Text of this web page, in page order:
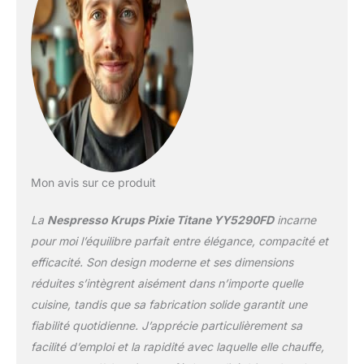
s'éteint
automatiquement après
2 min d'inutilisation
REPARABILITE 15 ANS
AU JUSTE PRIX :
engagement de
réparabilité 15 ans au
juste prix grâce à notre
l’environnement et à la
réduction des déchets
RECYCLAGE: toutes les
sont recyclables. Toutes
les capsules en
aluminium collectées par
Nespresso sont
Mon avis sur ce produit
La Nespresso Krups Pixie Titane YY5290FDincarne
pour moi l’équilibre parfait entre élégance, compacité et
efficacité. Son design moderne et ses dimensions
réduites s’intègrent aisément dans n’importe quelle
cuisine, tandis que sa fabrication solide garantit une
fiabilité quotidienne. J’apprécie particulièrement sa
facilité d’emploi et la rapidité avec laquelle elle chauffe,